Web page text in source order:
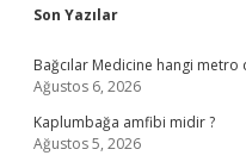
Sidebar
Son Yazılar
Bağcılar Medicine hangi metro
Ağustos 6, 2026
Kaplumbağa amfibi midir ?
Ağustos 5, 2026